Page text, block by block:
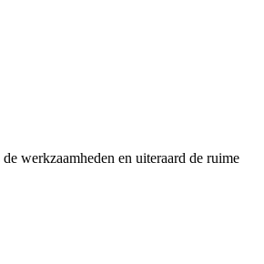
werkzaamheden en uiteraard de ruime